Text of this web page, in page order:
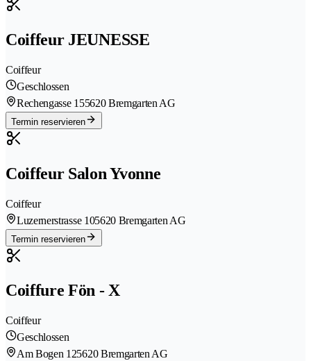
Coiffeur JEUNESSE
Coiffeur
Geschlossen
Rechengasse 155620 Bremgarten AG
Termin reservieren
Coiffeur Salon Yvonne
Coiffeur
Luzernerstrasse 105620 Bremgarten AG
Termin reservieren
Coiffure Fön - X
Coiffeur
Geschlossen
Am Bogen 125620 Bremgarten AG